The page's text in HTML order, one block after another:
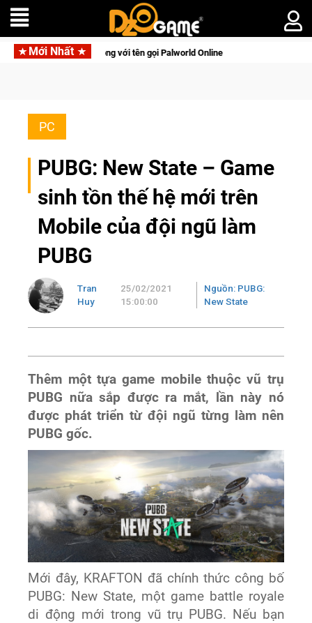
Mới Nhất
lên di động với tên gọi Palworld Online
PC
PUBG: New State – Game
sinh tồn thế hệ mới trên
Mobile của đội ngũ làm
PUBG
Tran
Huy
25/02/2021
15:00:00
Nguồn: PUBG:
New State
Thêm một tựa game mobile thuộc vũ trụ
PUBG nữa sắp được ra mắt, lần này nó
được phát triển từ đội ngũ từng làm nên
PUBG gốc.
Mới đây, KRAFTON đã chính thức công bố
PUBG: New State, một game battle royale
di động mới trong vũ trụ PUBG. Nếu bạn